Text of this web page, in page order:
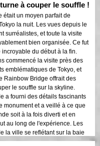
l'aise. L'atmosphère nocturne
mais excitante, et j'ai été
le contraste entre les gratte-
et l'architecture historique.
est une combinaison parfaite
et d'éducation, offrant aux
un regard unique sur la beauté
la tombée de la nuit.
à couper le souffle !
était un moyen parfait de
la nuit. Les vues depuis le
surréalistes, et toute la visite
bien organisée. Ce fut
incroyable du début à la fin.
commencé la visite près des
emblématiques de Tokyo, et
Rainbow Bridge offrait des
le souffle sur la skyline.
a fourni des détails fascinants
monument et a veillé à ce que
soit à la fois diverti et en
au long de l'expérience. Les
la ville se reflétant sur la baie
atmosphère onirique qui a